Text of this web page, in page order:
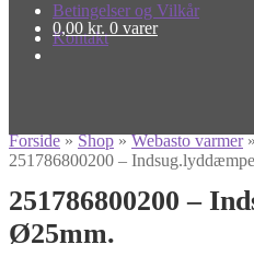
Betingelser og Vilkår
Kontakt
0,00 kr. 0 varer
Forside»Shop»Webasto varmer
251786800200 –
251786800200 –
Ø25mm.